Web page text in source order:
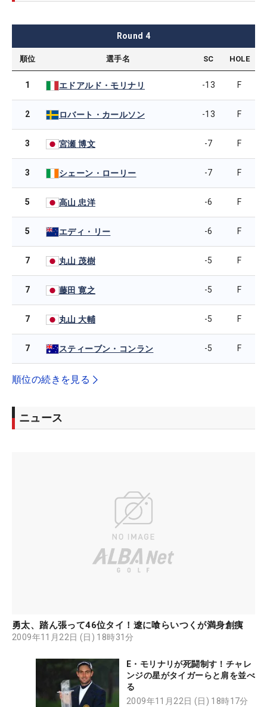
Round 4
順位 選手名 SC HOLE
1 エドアルド・モリナリ -13 F
2 ロバート・カールソン -13 F
3 宮瀬 博文 -7 F
3 シェーン・ローリー -7 F
5 高山 忠洋 -6 F
5 エディ・リー -6 F
7 丸山 茂樹 -5 F
7 藤田 寛之 -5 F
7 丸山 大輔 -5 F
7 スティーブン・コンラン -5 F
順位の続きを見る
ニュース
勇太、踏ん張って46位タイ！遼に喰らいつくが満身創痍
2009年11月22日 (日) 18時31分
E・モリナリが死闘制す！チャレ
ンジの星がタイガーらと肩を並べ
る
2009年11月22日 (日) 18時17分